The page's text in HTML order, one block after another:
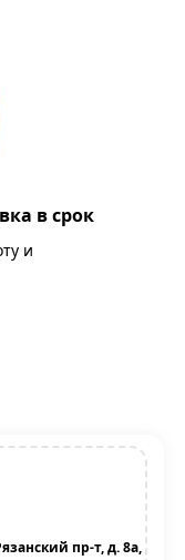
в срок
и
пр-т, д. 8а,